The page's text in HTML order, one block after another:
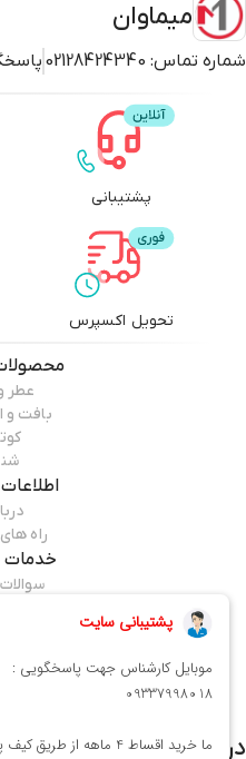
میماوان
شماره تماس: 02128424340
پشتیبانی
تحویل اکسپرس
عطر
بافت و
راه
خدمات
همراه
درباره فروشگاهمیماوان